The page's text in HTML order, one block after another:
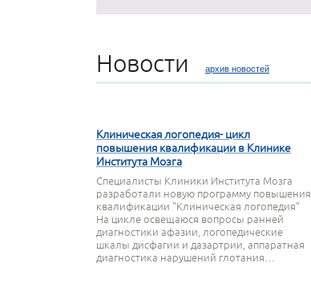
Новости архив новостей
Клиническая логопедия- цикл
повышения квалификации в Клинике
Института Мозга
Специалисты Клиники Института Мозга
разработали новую программу повышения
квалификации "Клиническая логопедия"
На цикле освещаюся вопросы ранней
диагностики афазии, логопедические
шкалы дисфагии и дазартрии, аппаратная
диагностика нарушений глотания…